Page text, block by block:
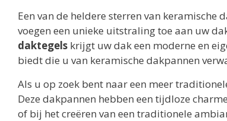
Een van de heldere sterren van keramische
voegen een unieke uitstraling toe aan uw
daktegels krijgt uw dak een moderne en
biedt die u van keramische dakpannen
Als u op zoek bent naar een meer
Deze dakpannen hebben een tijdloze
of bij het creëren van een traditionele